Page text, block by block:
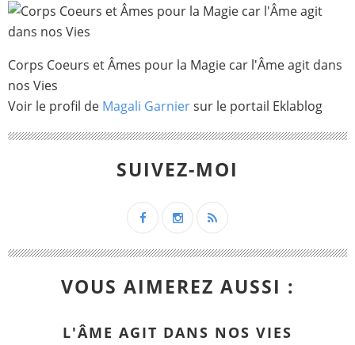
Corps Coeurs et Âmes pour la Magie car l'Âme agit dans
nos Vies
Voir le profil de Magali Garniersur le portail Eklablog
SUIVEZ-MOI
VOUS AIMEREZ AUSSI :
L'ÂME AGIT DANS NOS VIES